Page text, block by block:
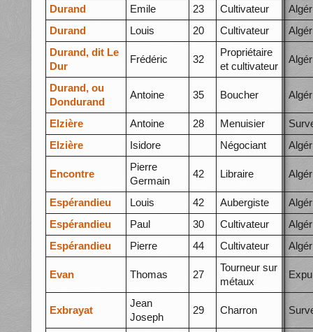
Durand
Emile 23 Cultivateur
Durand
Louis 20 Cultivateur
Durand, dit Le
Dur
Frédéric 32
Propriétaire
et cultivateur
Durand, ou
Dondurand
Antoine 35 Boucher
Elzière Antoine 28 Menuisier
Elzière
Isidore Négociant
Encontre
Pierre
Germain
42 Libraire
Espérandieu Louis 42 Aubergiste
Espérandieu
Paul 30 Cultivateur
Espérandieu
Pierre 44 Cultivateur
Evan Thomas 27
Tourneur sur
métaux
Exbrayat
Jean
Joseph
29 Charron